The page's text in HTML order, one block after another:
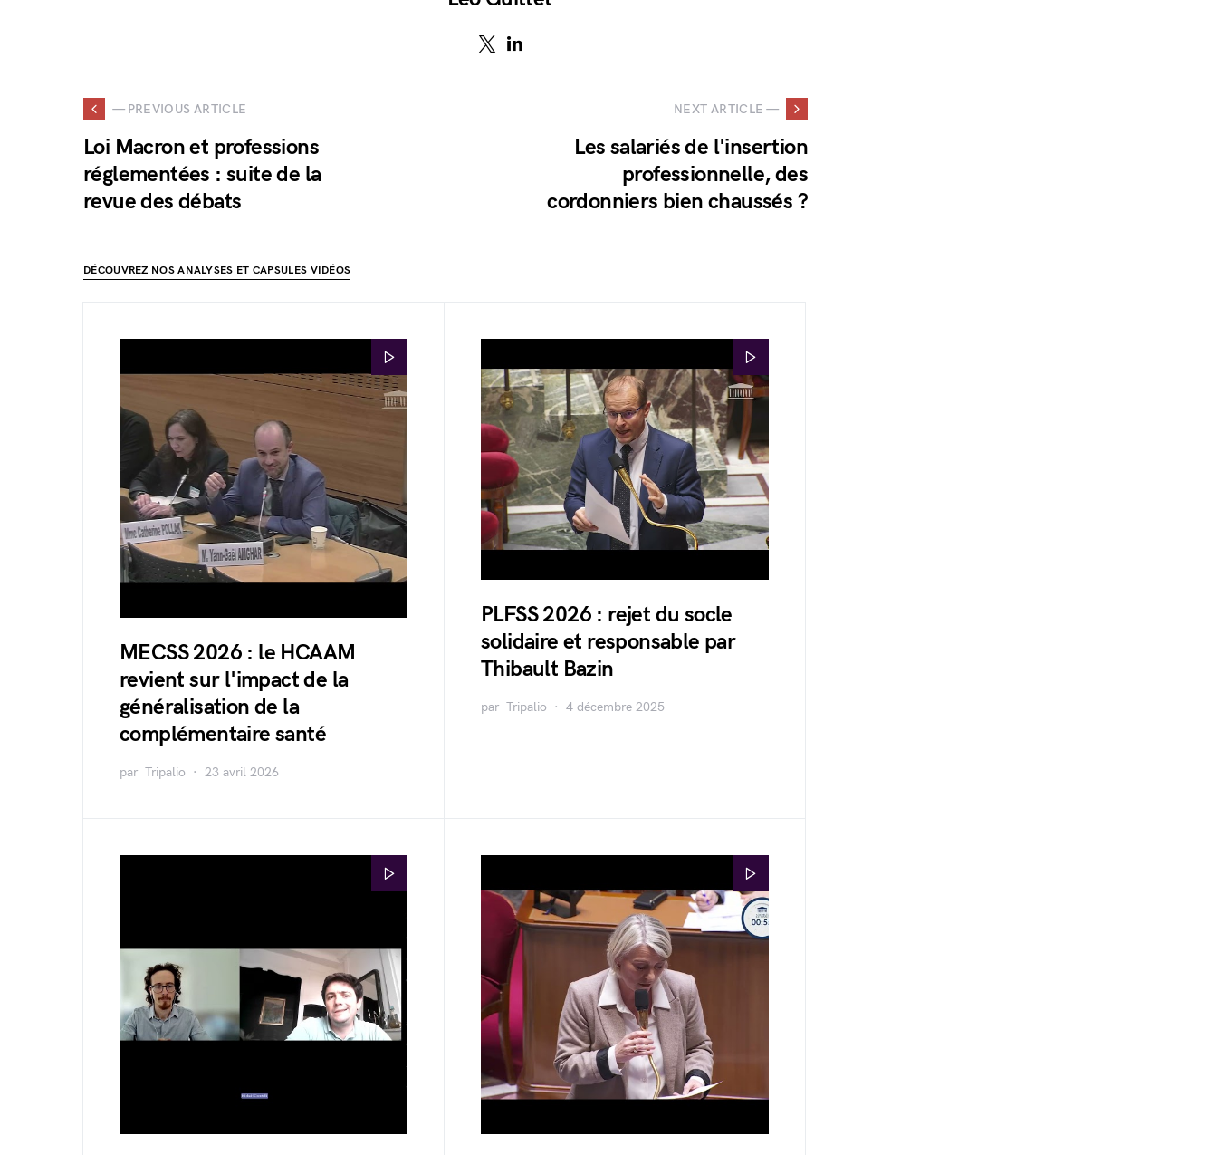
— PREVIOUS ARTICLE
Loi Macron et professions
réglementées : suite de la
revue des débats
NEXT ARTICLE —
Les salariés de l'insertion
professionnelle, des
cordonniers bien chaussés ?
DÉCOUVREZ NOS ANALYSES ET CAPSULES VIDÉOS
MECSS 2026 : le HCAAM
revient sur l'impact de la
généralisation de la
complémentaire santé
par Tripalio 23 avril 2026
PLFSS 2026 : rejet du socle
solidaire et responsable par
Thibault Bazin
par Tripalio 4 décembre 2025